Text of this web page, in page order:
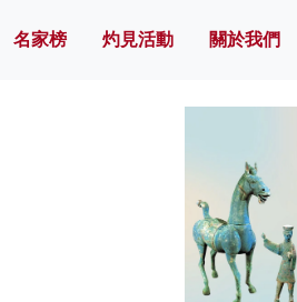
名家榜 灼見活動 關於我們